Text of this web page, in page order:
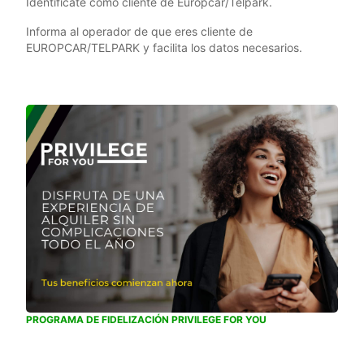
Informa al operador de que eres cliente de
EUROPCAR/TELPARK y facilita los datos necesarios.
PROGRAMA DE FIDELIZACIÓN PRIVILEGE FOR YOU